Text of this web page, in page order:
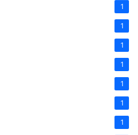
1
1
1
1
1
1
1